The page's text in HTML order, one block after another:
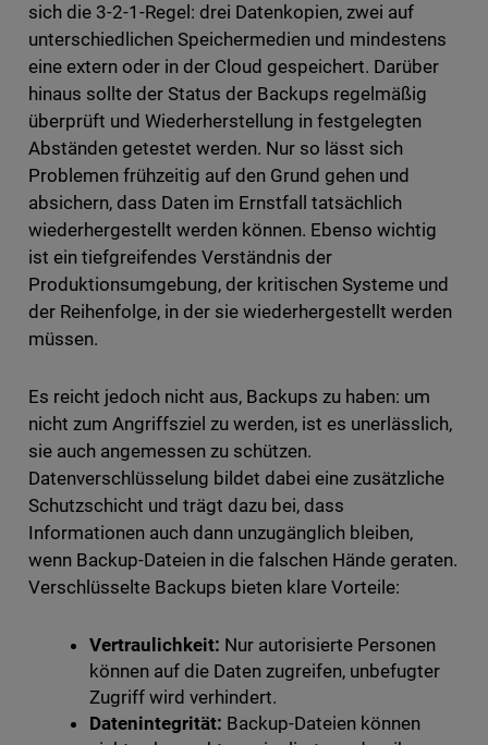
sich die 3-2-1-Regel: drei Datenkopien, zwei auf
unterschiedlichen Speichermedien und mindestens
eine extern oder in der Cloud gespeichert. Darüber
hinaus sollte der Status der Backups regelmäßig
überprüft und Wiederherstellung in festgelegten
Abständen getestet werden. Nur so lässt sich
Problemen frühzeitig auf den Grund gehen und
absichern, dass Daten im Ernstfall tatsächlich
wiederhergestellt werden können. Ebenso wichtig
ist ein tiefgreifendes Verständnis der
Produktionsumgebung, der kritischen Systeme und
der Reihenfolge, in der sie wiederhergestellt werden
müssen.
Es reicht jedoch nicht aus, Backups zu haben: um
nicht zum Angriffsziel zu werden, ist es unerlässlich,
sie auch angemessen zu schützen.
Datenverschlüsselung bildet dabei eine zusätzliche
Schutzschicht und trägt dazu bei, dass
Informationen auch dann unzugänglich bleiben,
wenn Backup-Dateien in die falschen Hände geraten.
Verschlüsselte Backups bieten klare Vorteile:
Vertraulichkeit: Nur autorisierte Personen
können auf die Daten zugreifen, unbefugter
Zugriff wird verhindert.
Datenintegrität: Backup-Dateien können